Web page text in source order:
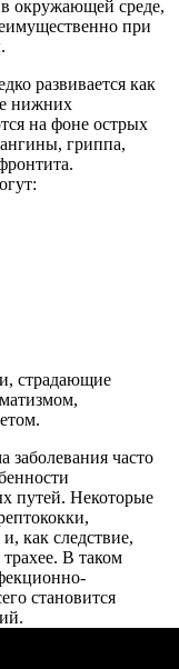
окружающей среде,
при
развивается как
нижних
на фоне острых
гриппа,
страдающие
заболевания часто
путей. Некоторые
как следствие,
В таком
становится